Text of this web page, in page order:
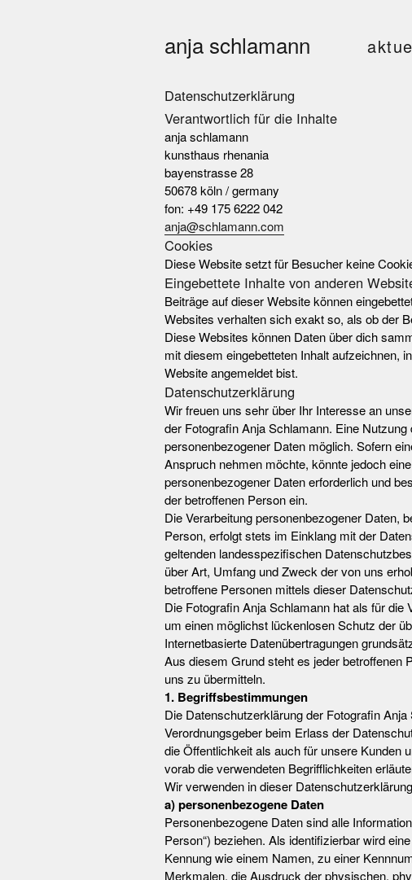
anja schlamann
Datenschutzerklärung
Verantwortlich für die Inhalte
anja schlamann
kunsthaus rhenania
bayenstrasse 28
50678 köln / germany
fon: +49 175 6222 042
anja@schlamann.com
Cookies
Diese Website setzt für Besucher keine
Eingebettete Inhalte von anderen
Beiträge auf dieser Website können
Websites verhalten sich exakt so, als ob der
Diese Websites können Daten über dich
mit diesem eingebetteten Inhalt aufzeichnen,
Website angemeldet bist.
Datenschutzerklärung
Wir freuen uns sehr über Ihr Interesse an
der Fotografin Anja Schlamann. Eine
personenbezogener Daten möglich. Sofern
Anspruch nehmen möchte, könnte jedoch
personenbezogener Daten erforderlich und
der betroffenen Person ein.
Die Verarbeitung personenbezogener Daten,
Person, erfolgt stets im Einklang mit der
geltenden landesspezifischen
über Art, Umfang und Zweck der von uns
betroffene Personen mittels dieser
Die Fotografin Anja Schlamann hat als für
um einen möglichst lückenlosen Schutz der
Internetbasierte Datenübertragungen
Aus diesem Grund steht es jeder betroffenen
uns zu übermitteln.
1. Begriffsbestimmungen
Die Datenschutzerklärung der Fotografin
Verordnungsgeber beim Erlass der
die Öffentlichkeit als auch für unsere Kunden
vorab die verwendeten Begrifflichkeiten
Wir verwenden in dieser
a) personenbezogene Daten
Personenbezogene Daten sind alle
Person“) beziehen. Als identifizierbar wird
Kennung wie einem Namen, zu einer
Merkmalen, die Ausdruck der physischen,